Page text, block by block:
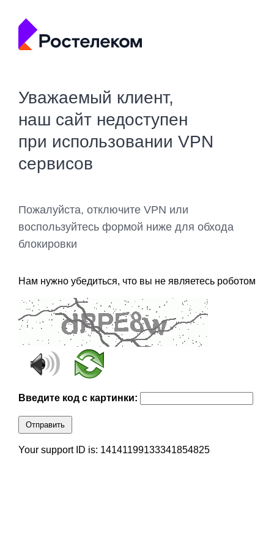
Уважаемый клиент,
наш сайт недоступен
при использовании VPN
сервисов
Пожалуйста, отключите VPN или
воспользуйтесь формой ниже для обхода
блокировки
Нам нужно убедиться, что вы не являетесь роботом
Введите код с картинки:
Отправить
Your support ID is: 14141199133341854825